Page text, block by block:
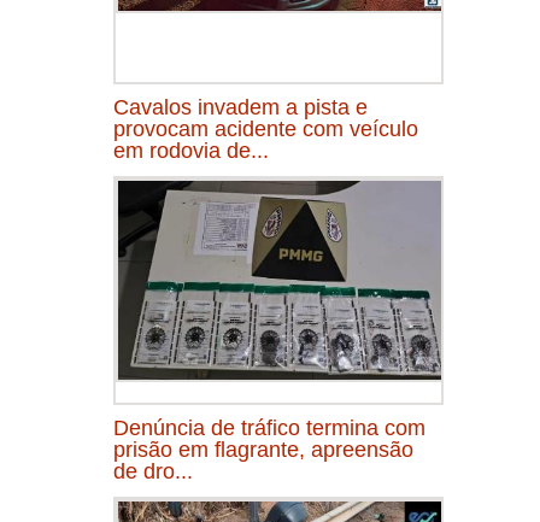
Cavalos invadem a pista e
provocam acidente com veículo
em rodovia de...
Denúncia de tráfico termina com
prisão em flagrante, apreensão
de dro...